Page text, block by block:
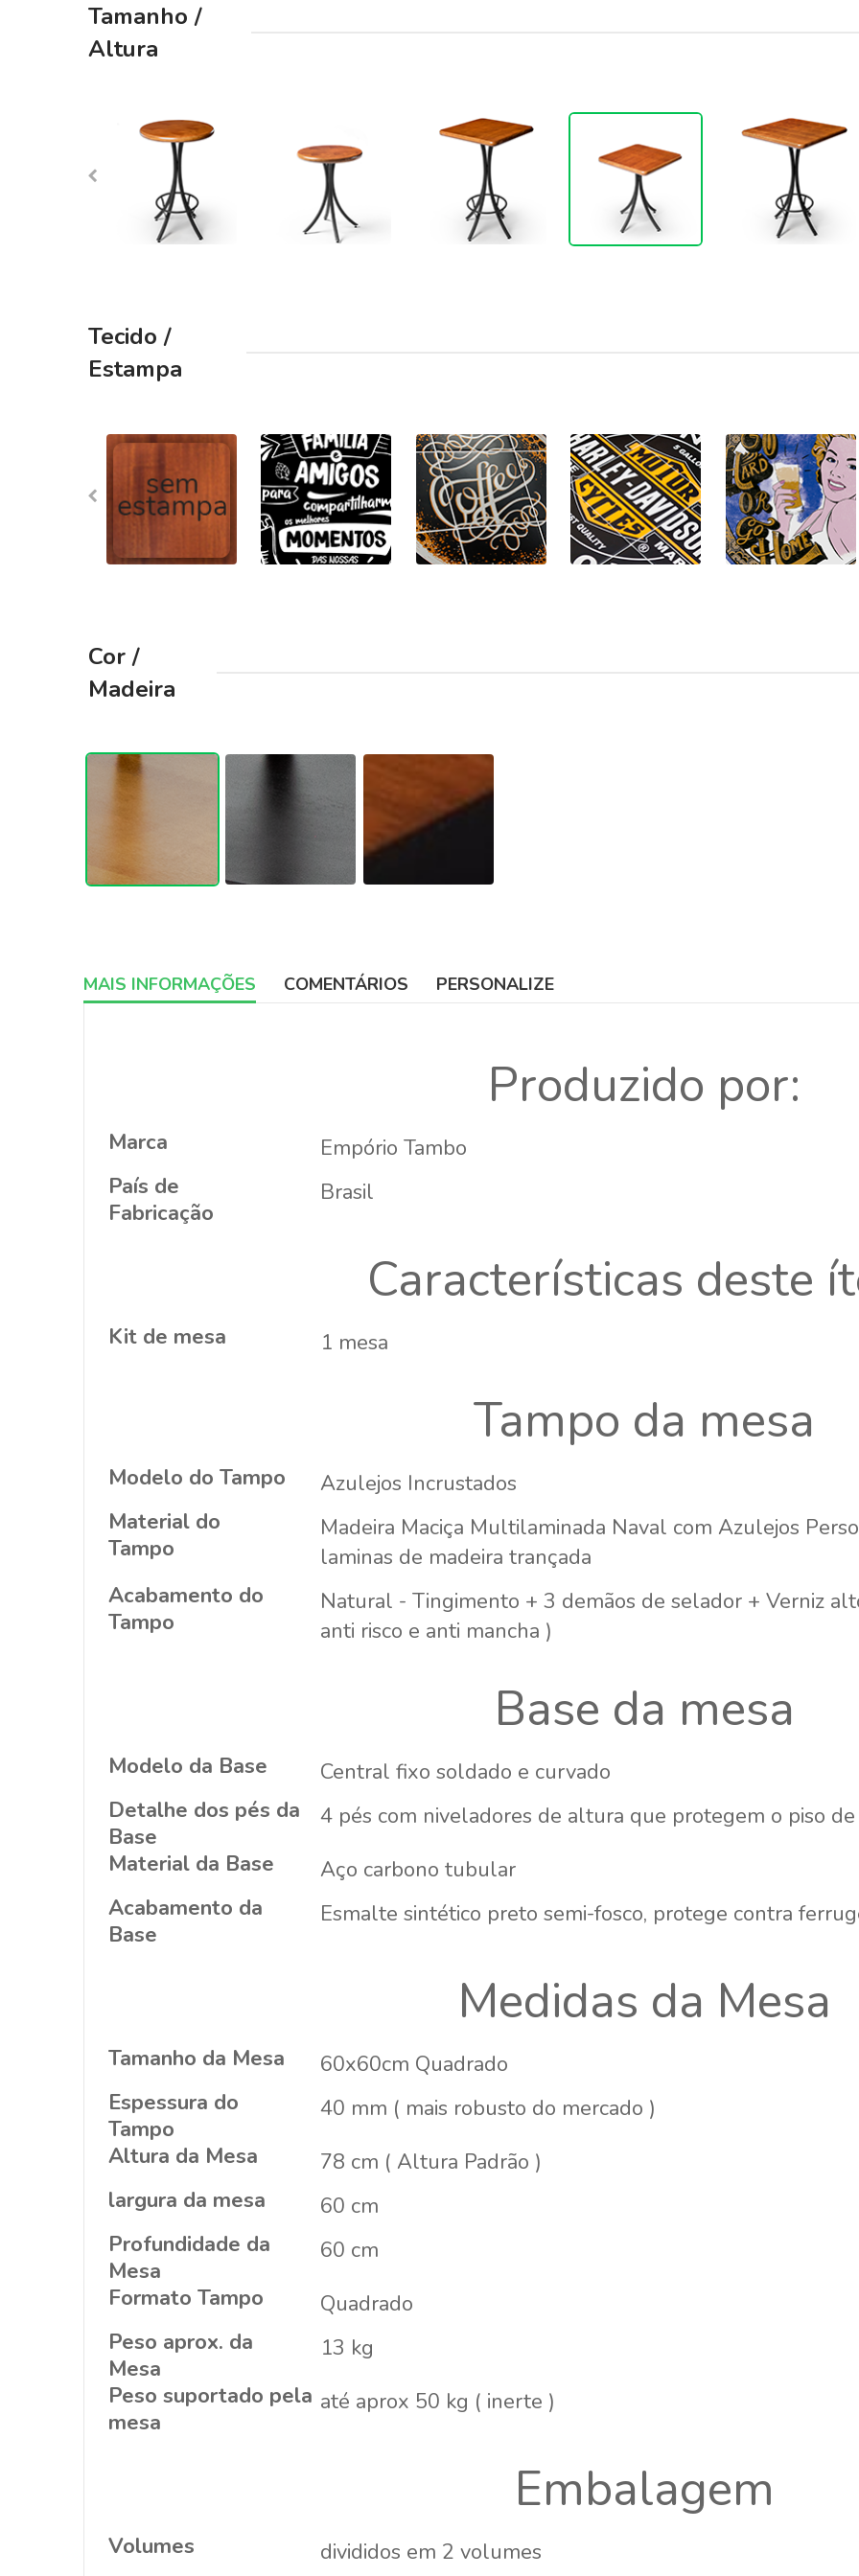
beginning
the
Tamanho /
Altura
Tecido /
Estampa
Cor /
Madeira
MAIS INFORMAÇÕES
Produzido por:
Marca
Empório Tambo
País de
Fabricação
Brasil
Características deste
Kit de mesa 1 mesa
Tampo da mesa
Modelo do Tampo
Azulejos Incrustados
Material do
Tampo
Madeira Maciça Multilaminada Naval com Azulejos
laminas de madeira trançada
Acabamento do
Tampo
Natural - Tingimento + 3 demãos de selador + Verniz
anti risco e anti mancha )
Base da mesa
Modelo da Base
Central fixo soldado e curvado
Detalhe dos pés da
Base
4 pés com niveladores de altura que protegem o piso de
Material da Base
Aço carbono tubular
Acabamento da
Base
Esmalte sintético preto semi-fosco, protege contra
Medidas da Mesa
Tamanho da Mesa
60x60cm Quadrado
Espessura do
Tampo
40 mm ( mais robusto do mercado )
Altura da Mesa
78 cm ( Altura Padrão )
largura da mesa
60 cm
Profundidade da
Mesa
60 cm
Formato Tampo
Quadrado
Peso aprox. da
Mesa
13 kg
Peso suportado pela
mesa
até aprox 50 kg ( inerte )
Embalagem
Volumes divididos em 2 volumes
COMENTÁRIOS PERSONALIZE